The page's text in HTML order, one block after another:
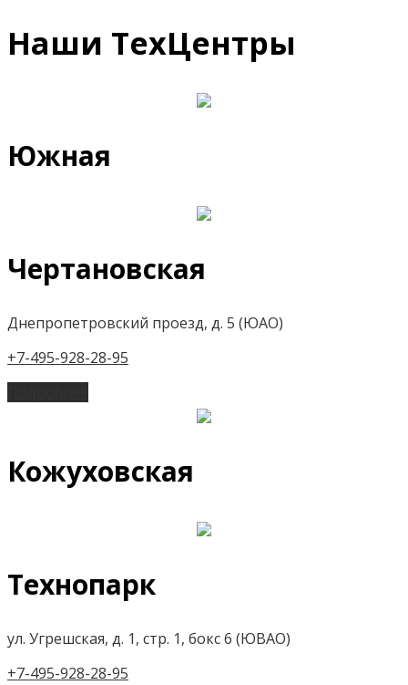
Наши ТехЦентры
Южная
Чертановская
Днепропетровский проезд, д. 5 (ЮАО)
+7-495-928-28-95
Кожуховская
Технопарк
ул. Угрешская, д. 1, стр. 1, бокс 6 (ЮВАО)
+7-495-928-28-95